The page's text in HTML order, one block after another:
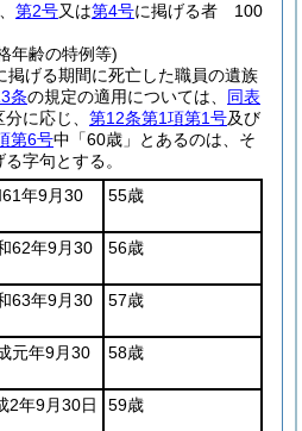
第2号又は第4号に掲げる者 100
年齢の特例等)
掲げる期間に死亡した職員の遺族
条の規定の適用については、 同表
に応じ、 第12条第1項第1号及び
第6号中「60歳」とあるのは、そ
字句とする。
年9月30
55歳
62年9月30
56歳
63年9月30
57歳
元年9月30
58歳
2年9月30日
59歳